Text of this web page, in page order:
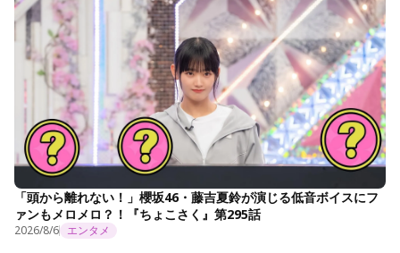
「頭から離れない！」櫻坂46・藤吉夏鈴が演じる低音ボイスにフ
ァンもメロメロ？！『ちょこさく』第295話
2026/8/6 エンタメ